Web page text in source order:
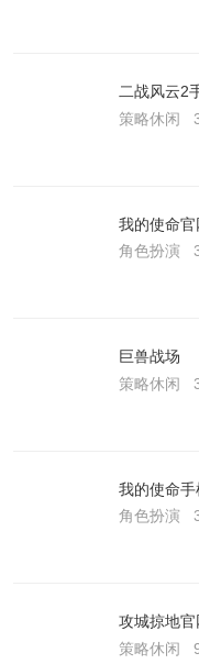
二战风云2
策略休闲
我的使命官
角色扮演
巨兽战场
策略休闲
我的使命手
角色扮演
攻城掠地官
策略休闲